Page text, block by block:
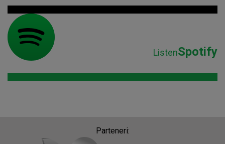
ListenSpotify
Parteneri: